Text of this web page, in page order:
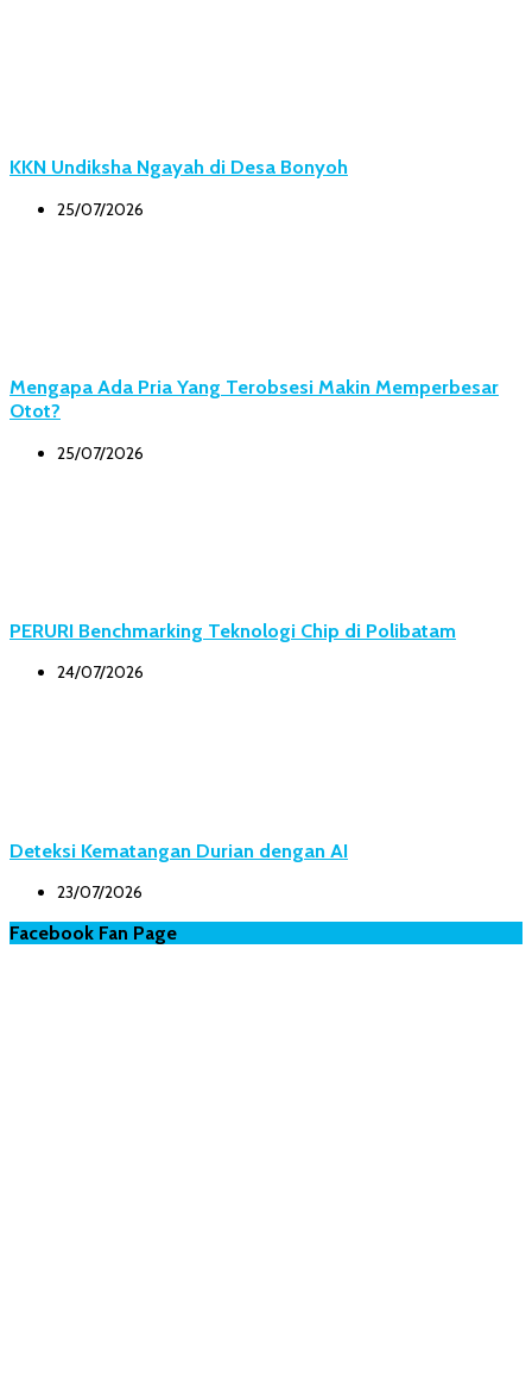
KKN Undiksha Ngayah di Desa Bonyoh
25/07/2026
Mengapa Ada Pria Yang Terobsesi Makin Memperbesar
Otot?
25/07/2026
PERURI Benchmarking Teknologi Chip di Polibatam
24/07/2026
Deteksi Kematangan Durian dengan AI
23/07/2026
Facebook Fan Page